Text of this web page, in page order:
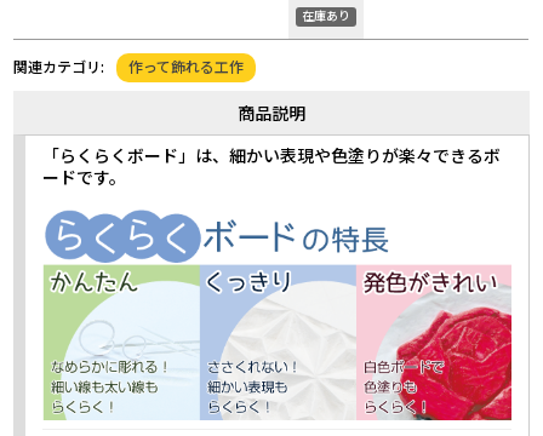
在庫あり
関連カテゴリ: 作って飾れる工作
商品説明
「らくらくボード」は、細かい表現や色塗りが楽々できるボ
ードです。